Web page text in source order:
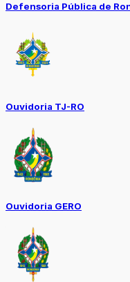
Defensoria Pública de
Ouvidoria TJ-RO
Ouvidoria GERO